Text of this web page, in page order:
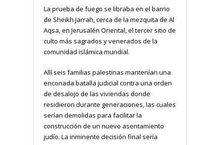
La prueba de fuego se libraba en el barrio
de Sheikh Jarrah, cerca de la mezquita de Al
Aqsa, en Jerusalén Oriental, el tercer sitio de
culto más sagrados y venerados de la
comunidad islámica mundial.
Allí seis familias palestinas mantenían una
enconada batalla judicial contra una orden
de desalojo de las viviendas donde
residieron durante generaciones, las cuales
serían demolidas para facilitar la
construcción de un nuevo asentamiento
judío. La inminente decisión final sería